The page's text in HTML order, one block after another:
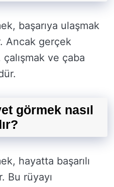
başarıya ulaşmak
Ancak gerçek
çalışmak ve çaba
görmek nasıl
hayatta başarılı
Bu rüyayı